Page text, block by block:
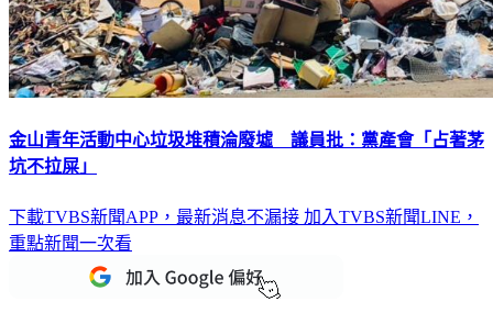
金山青年活動中心垃圾堆積淪廢墟 議員批：黨產會「占著茅
坑不拉屎」
下載TVBS新聞APP，最新消息不漏接 加入TVBS新聞LINE，
重點新聞一次看